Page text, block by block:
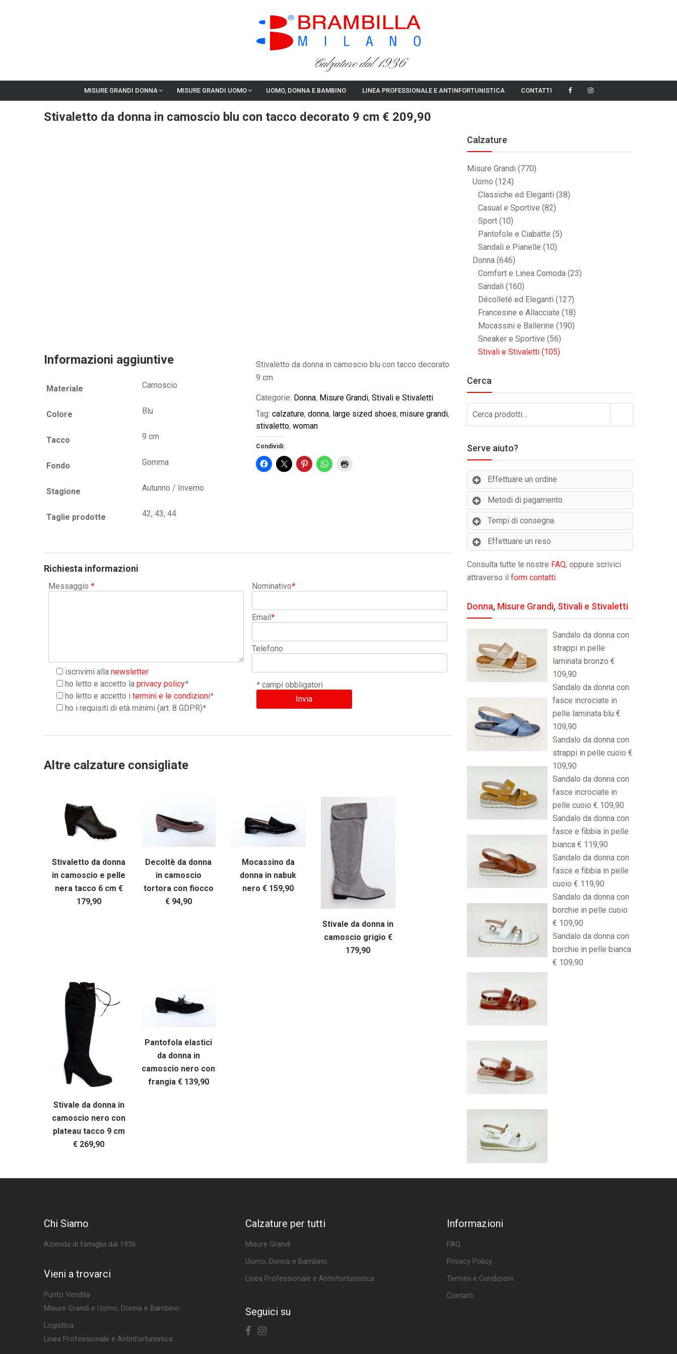
Calzature dal 1936
MISURE GRANDI DONNA MISURE GRANDI UOMO UOMO, DONNA E BAMBINO LINEA PROFESSIONALE E ANTINFORTUNISTICA CONTATTI
Stivaletto da donna in camoscio blu con tacco decorato 9 cm € 209,90
Stivaletto da donna in camoscio blu con tacco decorato
9 cm.
Categorie: Donna, Misure Grandi,Stivali e Stivaletti
Tag:calzature,donna, large sized shoes,misure grandi,
stivaletto,woman
Condividi:
Informazioni aggiuntive
Materiale Camoscio
Colore Blu
Tacco 9 cm
Fondo Gomma
Stagione Autunno / Inverno
Taglie prodotte 42, 43, 44
Richiesta informazioni
Messaggio *
iscrivimi alla newsletter
ho letto e accetto la privacy policy*
ho letto e accetto i termini e le condizioni*
ho i requisiti di età minimi (art. 8 GDPR)*
Nominativo*
Email*
Telefono
*campi obbligatori
Altre calzature consigliate
Stivaletto da donna
in camoscio e pelle
nera tacco 6 cm €
179,90
Decoltè da donna
in camoscio
tortora con fiocco
€ 94,90
Mocassino da
donna in nabuk
nero € 159,90
Stivale da donna in
camoscio grigio €
179,90
Stivale da donna in
camoscio nero con
plateau tacco 9 cm
€ 269,90
Pantofola elastici
da donna in
camoscio nero con
frangia € 139,90
Calzature
Misure Grandi (770)
Uomo (124)
Classiche ed Eleganti (38)
Casual e Sportive (82)
Sport (10)
Pantofole e Ciabatte (5)
Sandali e Pianelle (10)
Donna (646)
Comfort e Linea Comoda (23)
Sandali (160)
Décolleté ed Eleganti (127)
Francesine e Allacciate (18)
Mocassini e Ballerine (190)
Sneaker e Sportive (56)
Stivali e Stivaletti (105)
Cerca
Serve aiuto?
Effettuare un ordine
Metodi di pagamento
Tempi di consegna
Effettuare un reso
Consulta tutte le nostre FAQ, oppure scrivici
attraverso il form contatti.
Donna, Misure Grandi, Stivali e Stivaletti
Sandalo da donna con
strappi in pelle
laminata bronzo €
109,90
Sandalo da donna con
fasce incrociate in
pelle laminata blu €
109,90
Sandalo da donna con
strappi in pelle cuoio €
109,90
Sandalo da donna con
fasce incrociate in
pelle cuoio € 109,90
Sandalo da donna con
fasce e fibbia in pelle
bianca € 119,90
Sandalo da donna con
fasce e fibbia in pelle
cuoio € 119,90
Sandalo da donna con
borchie in pelle cuoio
€ 109,90
Sandalo da donna con
borchie in pelle bianca
€ 109,90
Chi Siamo
Azienda di famiglia dal 1936
Vieni a trovarci
Punto Vendita
Misure Grandi e Uomo, Donna e Bambino
Logistica
Linea Professionale e Antinfortunistica
Calzature per tutti
Misure Grandi
Uomo, Donna e Bambino
Linea Professionale e Antinfortunistica
Seguici su
Informazioni
FAQ
Privacy Policy
Termini e Condizioni
Contatti